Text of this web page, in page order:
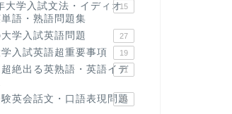
大学入試文法・イディオ
語・熟語問題集
15
学入試英語問題 27
入試英語超重要事項 19
絶出る英熟語・英語イデ
71
英会話文・口語表現問題
35